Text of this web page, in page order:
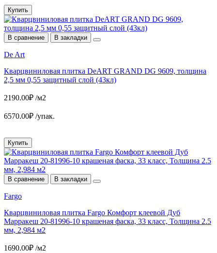
Купить
В сравнение В закладки
De Art
Кварцвиниловая плитка DeART GRAND DG 9609, толщина
2,5 мм 0,55 защитный слой (43кл)
2190.00₽ /м2
6570.00₽ /упак.
Купить
В сравнение В закладки
Fargo
Кварцвиниловая плитка Fargo Комфорт клеевой Дуб
Марракеш 20-81996-10 крашеная фаска, 33 класс, Толщина 2.5
мм, 2,984 м2
1690.00₽ /м2